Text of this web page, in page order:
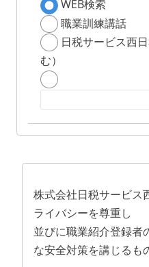
WEB検索
職業訓練講話
日税サービス西
む）
株式会社日税サービス
ライバシーを尊重し
並びに職業紹介登録者
な安全対策を講じるも